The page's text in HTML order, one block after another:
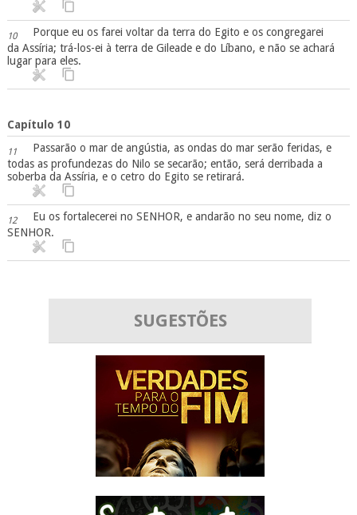
10
Porque eu os farei voltar da terra do Egito e os congregarei
da Assíria; trá-los-ei à terra de Gileade e do Líbano, e não se achará
lugar para eles.
Capítulo 10
11
Passarão o mar de angústia, as ondas do mar serão feridas, e
todas as profundezas do Nilo se secarão; então, será derribada a
soberba da Assíria, e o cetro do Egito se retirará.
12
Eu os fortalecerei no SENHOR, e andarão no seu nome, diz o
SENHOR.
SUGESTÕES